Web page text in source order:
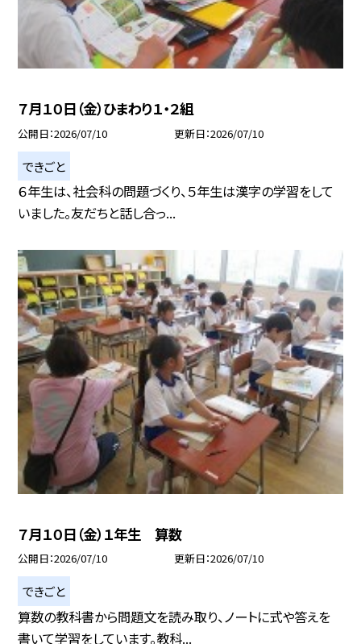
７月１０日（金）ひまわり１・２組
公開日 2026/07/10 更新日 2026/07/10
できごと
６年生は、社会科の問題づくり、５年生は漢字の学習をして
いました。友だちと話し合っ...
７月１０日（金）１年生 算数
公開日 2026/07/10 更新日 2026/07/10
できごと
算数の教科書から問題文を読み取り、ノートに式や答えを
書いて学習をしています。教科...